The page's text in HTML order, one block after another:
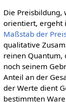
Die Preisbildung,
orientiert, ergeht
Maßstab der
qualitative
reinen Quantum,
noch seinem
Anteil an der
der Werte dient
bestimmten